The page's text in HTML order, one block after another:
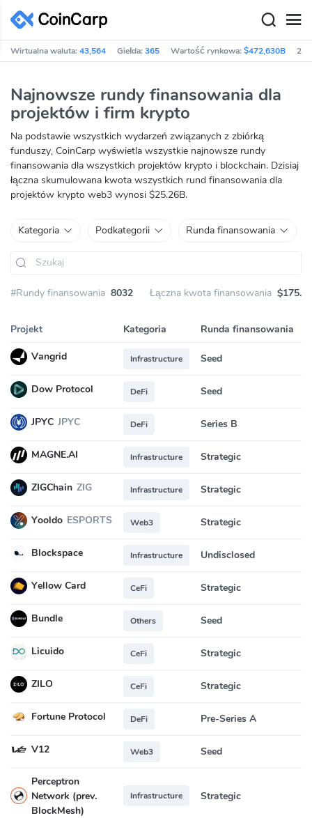
Wirtualna waluta:43,564 Giełda:365 Wartość rynkowa:$472,630B
Najnowsze rundy finansowania dla
projektów i firm krypto
Na podstawie wszystkich wydarzeń związanych z zbiórką
funduszy, CoinCarp wyświetla wszystkie najnowsze rundy
finansowania dla wszystkich projektów krypto i blockchain. Dzisiaj
łączna skumulowana kwota wszystkich rund finansowania dla
projektów krypto web3 wynosi $25.26B.
Kategoria Podkategorii Runda finansowania
#Rundy finansowania 8032 Łączna kwota finansowania
Projekt Kategoria Runda finansowania
Vangrid Infrastructure Seed
Dow Protocol DeFi Seed
JPYC JPYC DeFi Series B
MAGNE.AI Infrastructure Strategic
ZIGChain ZIG Infrastructure Strategic
Yooldo ESPORTS Web3 Strategic
Blockspace Infrastructure Undisclosed
Yellow Card CeFi Strategic
Bundle Others Seed
Licuido CeFi Strategic
ZILO CeFi Strategic
Fortune Protocol DeFi Pre-Series A
V12 Web3 Seed
Perceptron
Network (prev.
BlockMesh)
Infrastructure Strategic